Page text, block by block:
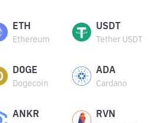
ETH
Ethereum
USDT
Tether USDT
DOGE
Dogecoin
ADA
Cardano
ANKR RVN